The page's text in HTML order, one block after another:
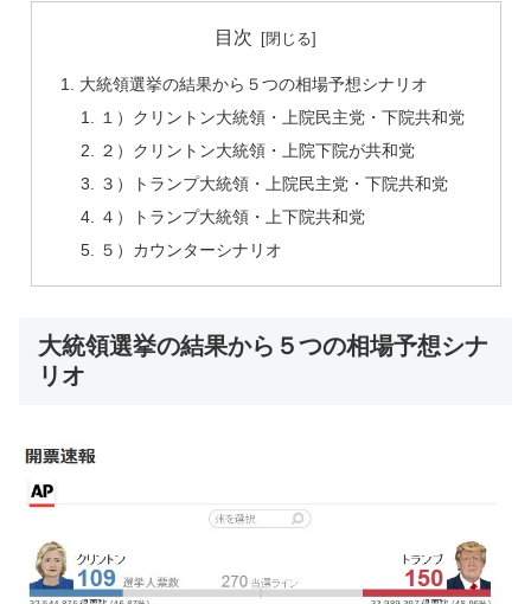
目次
大統領選挙の結果から５つの相場予想シナリオ
１）クリントン大統領・上院民主党・下院共和党
２）クリントン大統領・上院下院が共和党
３）トランプ大統領・上院民主党・下院共和党
４）トランプ大統領・上下院共和党
５）カウンターシナリオ
大統領選挙の結果から５つの相場予想シナ
リオ